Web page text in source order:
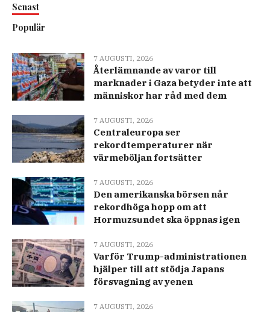
Senast
Populär
7 AUGUSTI, 2026
Återlämnande av varor till
marknader i Gaza betyder inte att
människor har råd med dem
7 AUGUSTI, 2026
Centraleuropa ser
rekordtemperaturer när
värmeböljan fortsätter
7 AUGUSTI, 2026
Den amerikanska börsen når
rekordhöga hopp om att
Hormuzsundet ska öppnas igen
7 AUGUSTI, 2026
Varför Trump-administrationen
hjälper till att stödja Japans
försvagning av yenen
7 AUGUSTI, 2026